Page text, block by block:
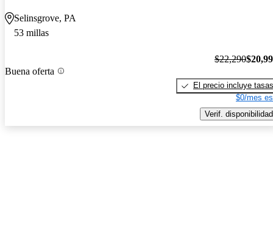
Selinsgrove, PA
53 millas
Buena oferta
$22,290
El precio incluye tasas
$0/mes
Verif. disponibilidad